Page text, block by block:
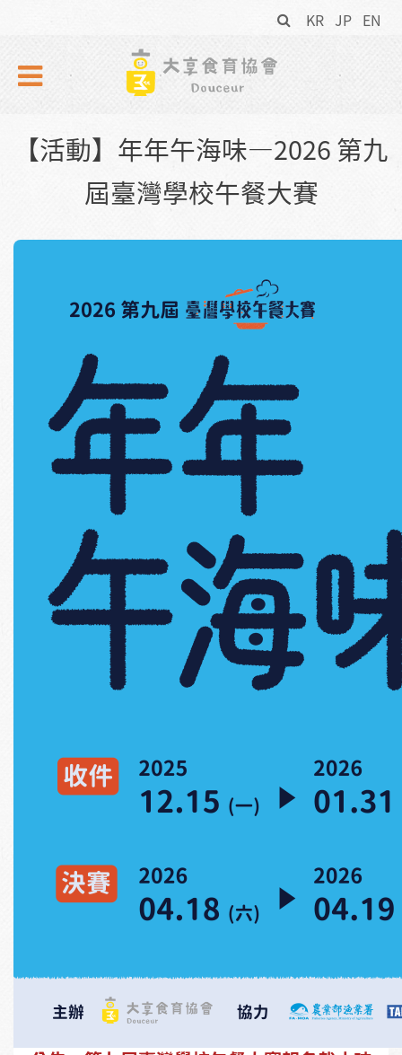
KR JP EN
搜
尋
表
【活動】年年午海味—2026 第九
屆臺灣學校午餐大賽